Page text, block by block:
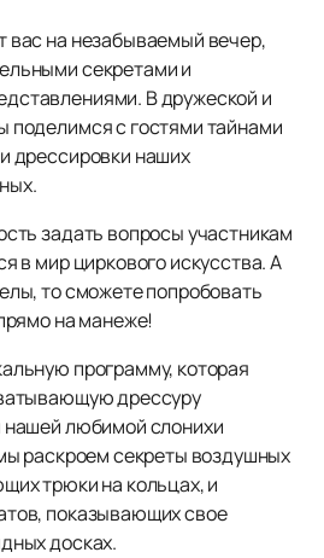
вас на незабываемый вечер,
секретами и
В дружеской и
поделимся с гостями тайнами
дрессировки наших
задать вопросы участникам
в мир циркового искусства. А
то сможете попробовать
на манеже!
программу, которая
дрессуру
нашей любимой слонихи
раскроем секреты воздушных
трюки на кольцах, и
показывающих свое
досках.